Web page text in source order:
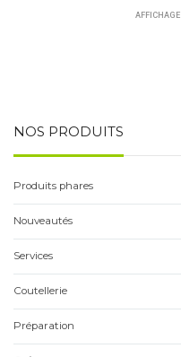
NOS PRODUITS
Produits phares
Nouveautés
Services
Coutellerie
Préparation